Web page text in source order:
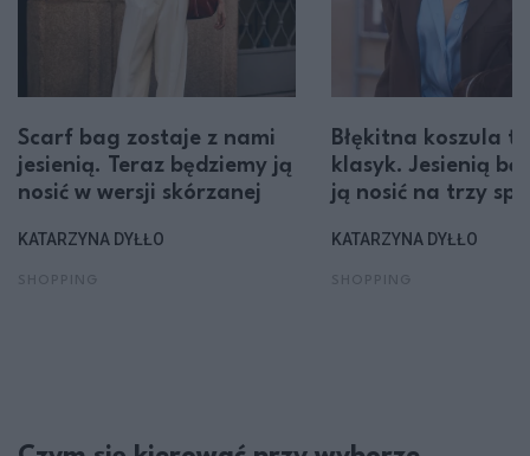
Scarf bag zostaje z nami
jesienią. Teraz będziemy ją
nosić w wersji skórzanej
KATARZYNA DYŁŁO
Błękitna koszula
klasyk. Jesienią
ją nosić na trzy
KATARZYNA DYŁŁO